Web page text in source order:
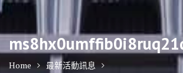
Home
最新活動訊息